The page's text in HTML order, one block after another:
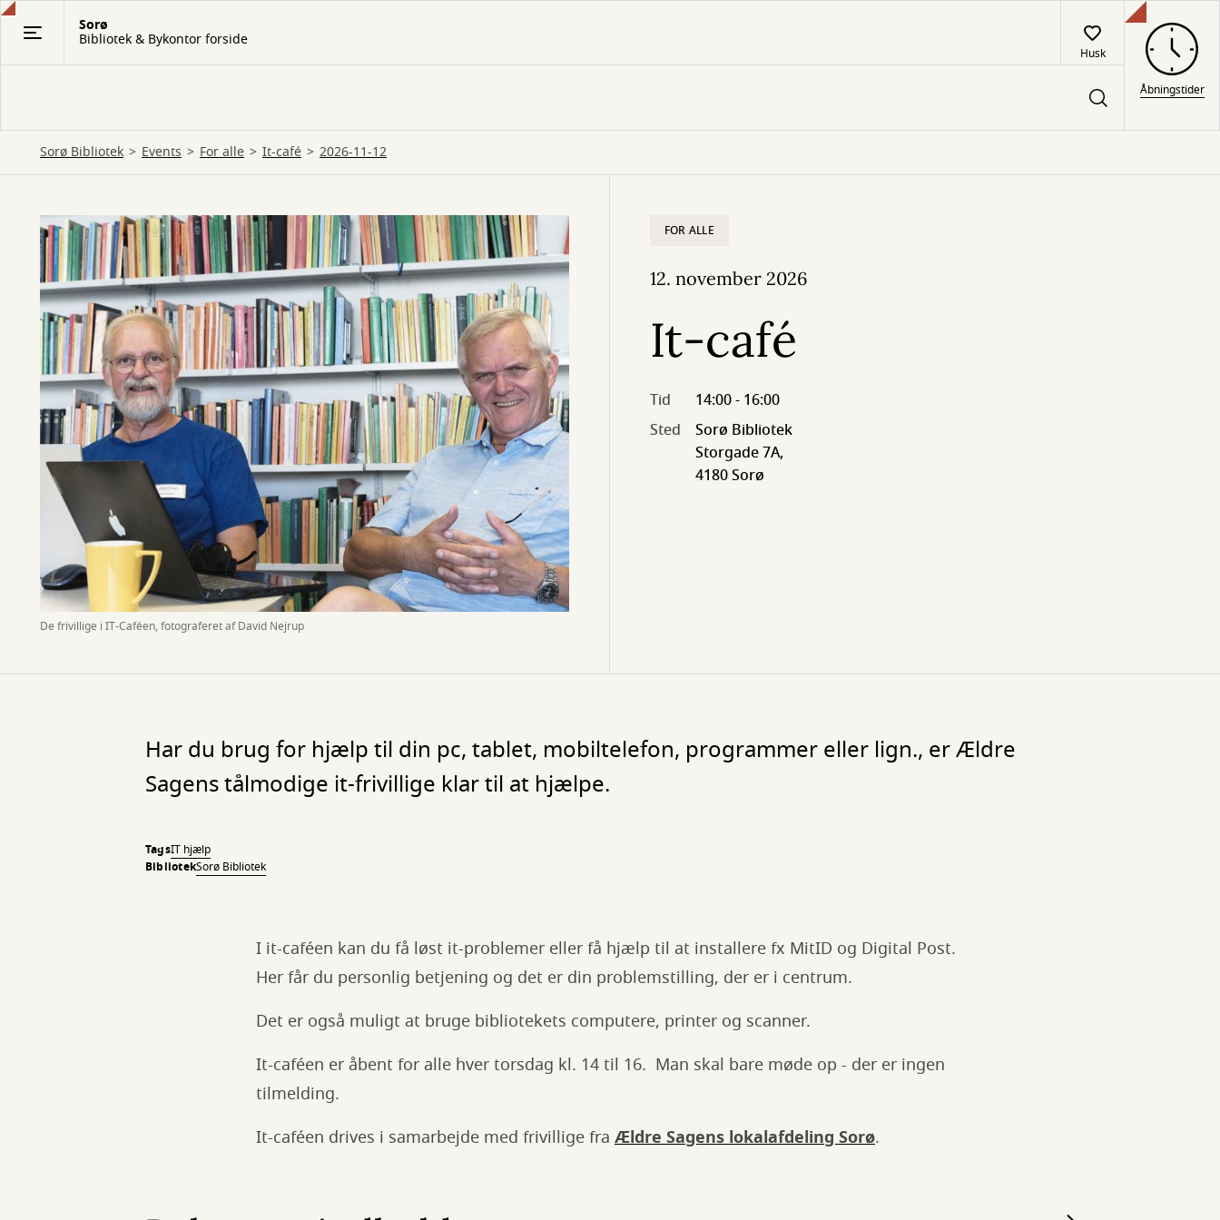
Gå
Sorø
Bibliotek & Bykontor forside
Husk
Åbningstider
Sorø Bibliotek Events For alle It-café 2026-11-12
De frivillige i IT-Caféen, fotograferet af David Nejrup
FOR ALLE
12. november 2026
It-café
Tid
14:00 - 16:00
Sted
Sorø Bibliotek
Storgade 7A,
4180 Sorø
Har du brug for hjælp til din pc, tablet, mobiltelefon, programmer eller lign., er Ældre
Sagens tålmodige it-frivillige klar til at hjælpe.
TagsIT hjælp
BibliotekSorø Bibliotek
I it-caféen kan du få løst it-problemer eller få hjælp til at installere fx MitID og Digital Post.
Her får du personlig betjening og det er din problemstilling, der er i centrum.
Det er også muligt at bruge bibliotekets computere, printer og scanner.
It-caféen er åbent for alle hver torsdag kl. 14 til 16. Man skal bare møde op - der er ingen
tilmelding.
It-caféen drives i samarbejde med frivillige fra Ældre Sagens lokalafdeling Sorø.